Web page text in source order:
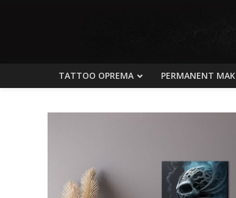
TATTOO OPREMA PERMANENT